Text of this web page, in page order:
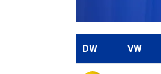
DW VW